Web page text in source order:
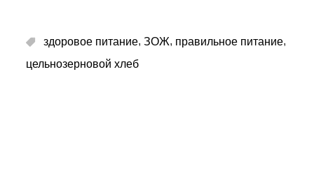
здоровое питание, ЗОЖ, правильное питание,
цельнозерновой хлеб